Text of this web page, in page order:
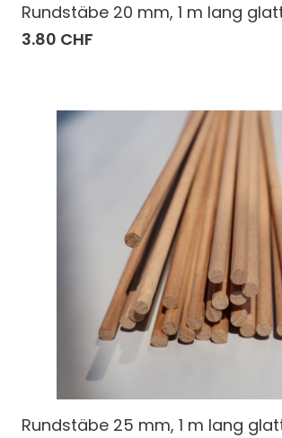
Rundstäbe 20 mm, 1 m lang
3.80 CHF
Rundstäbe 25 mm, 1 m lang